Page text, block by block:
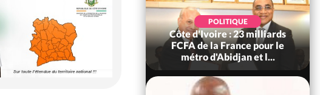
POLITIQUE
Côte d'Ivoire : Décrispation ?
Mamadou Traoré ex
conseiller de Soro a recou...
POLITIQUE
Côte d'Ivoire : 23 milliards
FCFA de la France pour le
métro d'Abidjan et l...